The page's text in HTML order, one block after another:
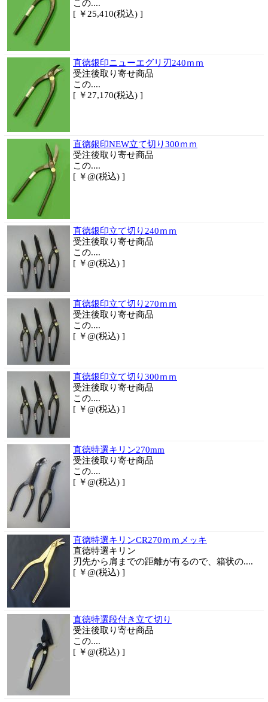
この....
[ ￥25,410(税込) ]
直徳銀印ニューエグリ刃240ｍｍ
受注後取り寄せ商品
この....
[ ￥27,170(税込) ]
直徳銀印NEW立て切り300ｍｍ
受注後取り寄せ商品
この....
[ ￥@(税込) ]
直徳銀印立て切り240ｍｍ
受注後取り寄せ商品
この....
[ ￥@(税込) ]
直徳銀印立て切り270ｍｍ
受注後取り寄せ商品
この....
[ ￥@(税込) ]
直徳銀印立て切り300ｍｍ
受注後取り寄せ商品
この....
[ ￥@(税込) ]
直徳特選キリン270mm
受注後取り寄せ商品
この....
[ ￥@(税込) ]
直徳特選キリンCR270ｍｍメッキ
直徳特選キリン
刃先から肩までの距離が有るので、箱状の....
[ ￥@(税込) ]
直徳特選段付き立て切り
受注後取り寄せ商品
この....
[ ￥@(税込) ]